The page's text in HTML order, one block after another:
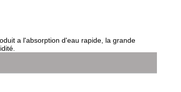
a l'absorption d'eau rapide, la grande